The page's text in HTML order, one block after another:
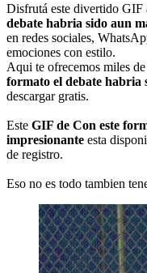
Disfrutá este divertido GIF
debate habria sido aun
en redes sociales,
emociones con estilo.
Aqui te ofrecemos miles
formato el debate habria
descargar gratis.
Este GIF de Con este
impresionante esta
de registro.
Eso no es todo tambien